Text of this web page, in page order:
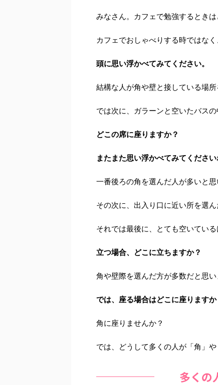
みなさん。カフェで勉強するとき
カフェでおしゃべりする時ではなく
頭に思い浮かべてみてください。
結構な人が角や壁と接している場
では次に、ガラーンと空いたバス
どこの席に座りますか？
またまた思い浮かべてみてください
一番後ろの角を選んだ人が多いと思
その次に、出入り口に近い所を選ん
それでは最後に、とても空いてい
立つ場合、どこに立ちますか？
角や壁際を選んだ方が多数だと思い
では、座る場合はどこに座りますか
角に座りませんか？
では、どうして多くの人が「角」
多くの